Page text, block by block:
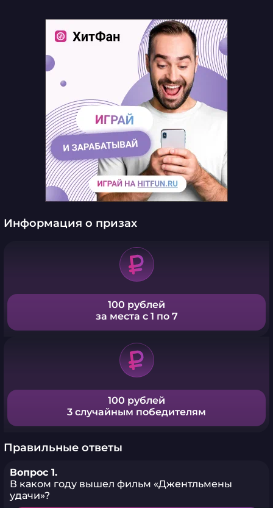
Информация о призах
100 рублей
за места с 1 по 7
100 рублей
3 случайным победителям
Правильные ответы
Вопрос 1.
В каком году вышел фильм «Джентльмены
удачи»?